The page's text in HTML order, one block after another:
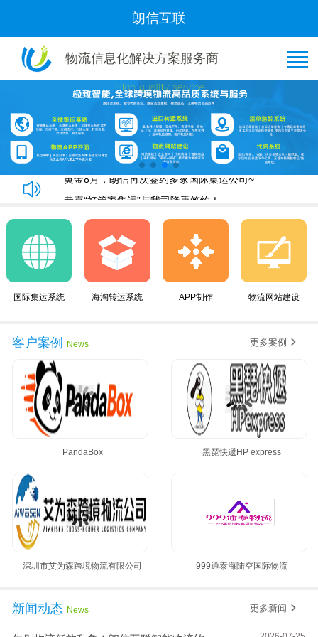
朗信互联
物流信息化解决方案服务商
恭喜“好管家集运”与我司隆重签约！
朗信集运系统手机端快速下单教程
朗信集运系统与广州飞通物流签订《集运系统》合同！
黄金8月，朗信再次签约多家国际集运公司~
恭喜“好管家集运”与我司隆重签约！
朗信集运系统手机端快速下单教程
朗信集运系统与广州飞通物流签订《集运系统》合同！
黄金8月，朗信再次签约多家国际集运公司~
国际集运系统 海淘转运系统 APP制作 物流网站建设
客户案例 News 更多案例
PandaBox 黑琵快遞HP express
深圳市艾为森跨境物流有限公司 999通泰海陆空国际物流
新闻动态 News 更多新闻